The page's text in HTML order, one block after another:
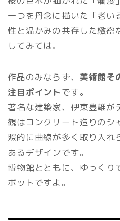
一つを丹念に描いた「老い
性と温かみの共存した緻密
してみては。
作品のみならず、 美術館そ
注目ポイントです。
著名な建築家、伊東豊雄が
観はコンクリート造りのシ
照的に曲線が多く取り入れ
あるデザインです。
博物館とともに、ゆっくり
ポットですよ。